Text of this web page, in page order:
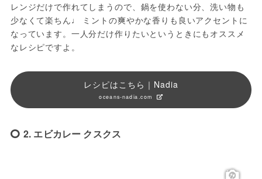
レンジだけで作れてしまうので、鍋を使わない分、洗い物も
少なくて楽ちん♩ ミントの爽やかな香りも良いアクセントに
なっています。一人分だけ作りたいというときにもオススメ
なレシピですよ。
レシピはこちら｜Nadia
oceans-nadia.com
2. エビカレー クスクス